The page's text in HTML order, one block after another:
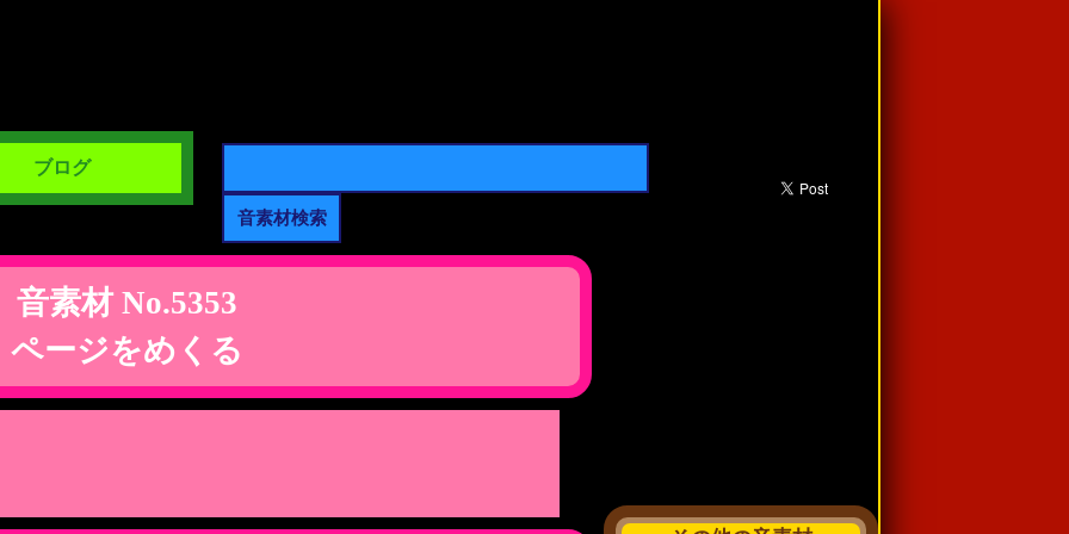
ブログ
音素材 No.5353
ページをめくる